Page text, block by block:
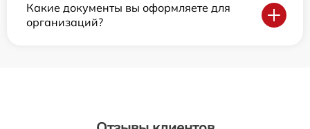
Какие документы вы оформляете для
организаций?